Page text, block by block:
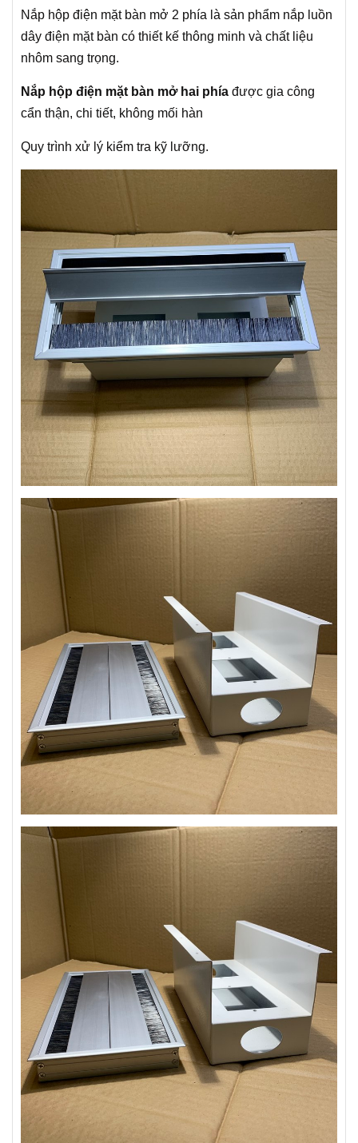
Nắp hộp điện mặt bàn mở 2 phía là sản phẩm nắp luồn
dây điện mặt bàn có thiết kế thông minh và chất liệu
nhôm sang trọng.
Nắp hộp điện mặt bàn mở hai phía được gia công
cẩn thận, chi tiết, không mối hàn
Quy trình xử lý kiểm tra kỹ lưỡng.